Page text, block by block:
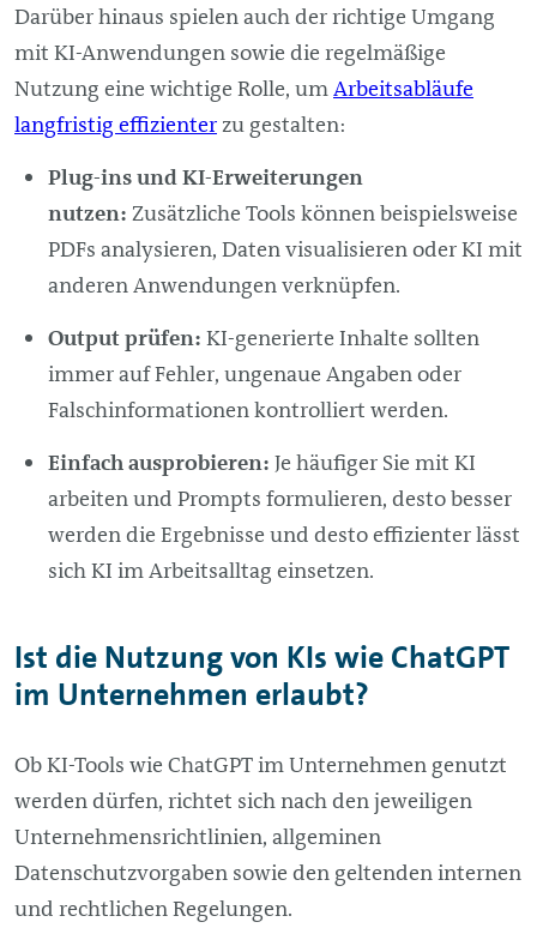
Darüber hinaus spielen auch der richtige Umgang
mit KI-Anwendungen sowie die regelmäßige
Nutzung eine wichtige Rolle, umArbeitsabläufe
langfristig effizienterzu gestalten:
Plug-ins und KI-Erweiterungen
nutzen: Zusätzliche Tools können beispielsweise
PDFs analysieren, Daten visualisieren oder KI mit
anderen Anwendungen verknüpfen.
Output prüfen: KI-generierte Inhalte sollten
immer auf Fehler, ungenaue Angaben oder
Falschinformationen kontrolliert werden.
Einfach ausprobieren: Je häufiger Sie mit KI
arbeiten und Prompts formulieren, desto besser
werden die Ergebnisse und desto effizienter lässt
sich KI im Arbeitsalltag einsetzen.
Ist die Nutzung von KIs wie ChatGPT
im Unternehmen erlaubt?
Ob KI-Tools wie ChatGPT im Unternehmen genutzt
werden dürfen, richtet sich nach den jeweiligen
Unternehmensrichtlinien, allgeminen
Datenschutzvorgaben sowie den geltenden internen
und rechtlichen Regelungen.